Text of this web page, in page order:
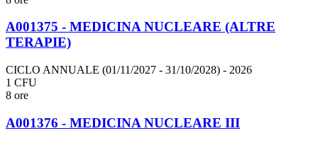
A001375 - MEDICINA NUCLEARE (ALTRE
TERAPIE)
CICLO ANNUALE (01/11/2027 - 31/10/2028) - 2026
1 CFU
8 ore
A001376 - MEDICINA NUCLEARE III